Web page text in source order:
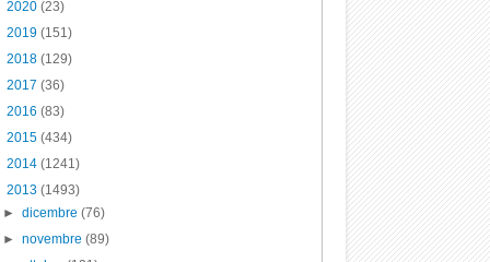
2020 (23)
2019 (151)
2018 (129)
2017 (36)
2016 (83)
2015 (434)
2014 (1241)
2013 (1493)
► dicembre (76)
► novembre (89)